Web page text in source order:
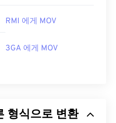
RMI 에게 MOV
3GA 에게 MOV
형식으로 변환